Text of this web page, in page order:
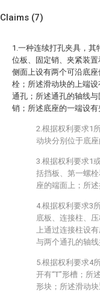
Claims (7)
1.一种连续打孔夹具，
位板、固定销、夹紧装
侧面上设有两个可沿底
栓；所述滑动块的上端
通孔；所述通孔的轴线
销；所述底座的一端设
2.根据权利要求1
动块分别位于底
3.根据权利要求1
括挡板、第一螺
座的端面上；所
4.根据权利要求3
底板、连接柱、
上通过连接柱设
与两个通孔的轴线
5.根据权利要求4
开有“T”形槽；所
形块；所述滑动块